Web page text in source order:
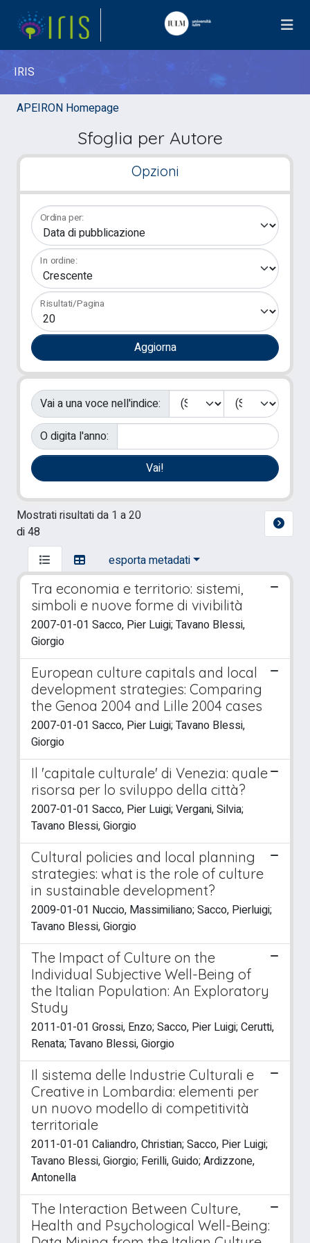
IRIS
APEIRON Homepage
Sfoglia per Autore
Opzioni
Ordina per:
In ordine:
Risultati/Pagina
Vai a una voce nell'indice:
O digita l'anno:
Mostrati risultati da 1 a 20
di 48
esporta metadati
Tra economia e territorio: sistemi,
simboli e nuove forme di vivibilità
2007-01-01 Sacco, Pier Luigi; Tavano Blessi,
Giorgio
European culture capitals and local
development strategies: Comparing
the Genoa 2004 and Lille 2004 cases
2007-01-01 Sacco, Pier Luigi; Tavano Blessi,
Giorgio
Il 'capitale culturale' di Venezia: quale
risorsa per lo sviluppo della città?
2007-01-01 Sacco, Pier Luigi; Vergani, Silvia;
Tavano Blessi, Giorgio
Cultural policies and local planning
strategies: what is the role of culture
in sustainable development?
2009-01-01 Nuccio, Massimiliano; Sacco, Pierluigi;
Tavano Blessi, Giorgio
The Impact of Culture on the
Individual Subjective Well-Being of
the Italian Population: An Exploratory
Study
2011-01-01 Grossi, Enzo; Sacco, Pier Luigi; Cerutti,
Renata; Tavano Blessi, Giorgio
Il sistema delle Industrie Culturali e
Creative in Lombardia: elementi per
un nuovo modello di competitività
territoriale
2011-01-01 Caliandro, Christian; Sacco, Pier Luigi;
Tavano Blessi, Giorgio; Ferilli, Guido; Ardizzone,
Antonella
The Interaction Between Culture,
Health and Psychological Well-Being: